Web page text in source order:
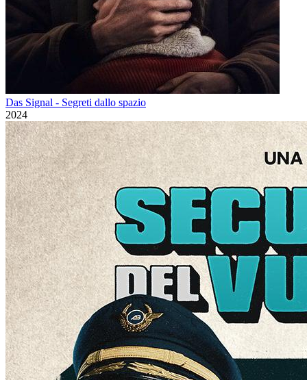
Das Signal - Segreti dallo spazio
2024